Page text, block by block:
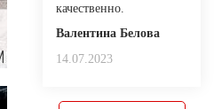
качественно.
Валентина Белова
14.07.2023